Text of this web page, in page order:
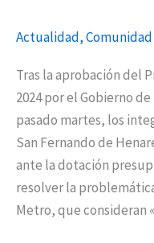
Actualidad,
Tras la aprobación del
2024 por el Gobierno
pasado martes, los
San Fernando de
ante la dotación
resolver la
Metro, que consideran